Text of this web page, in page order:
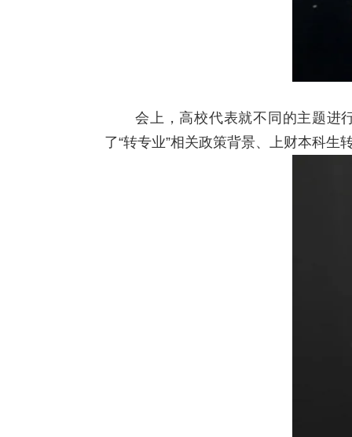
会上，高校代表就不同的主题进
了“转专业”相关政策背景、上财本科